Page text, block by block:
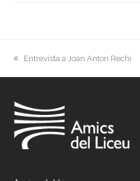
previous
Entrevista a Joan Anton Rechi